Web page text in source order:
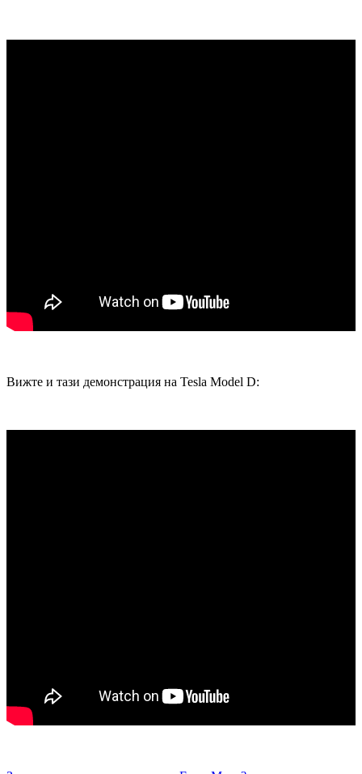
Вижте и тази демонстрация на Tesla Model D: